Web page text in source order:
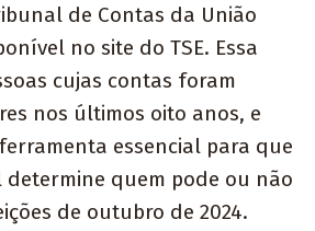
de Contas da União
no site do TSE. Essa
cujas contas foram
nos últimos oito anos, e
essencial para que
determine quem pode ou não
de outubro de 2024.